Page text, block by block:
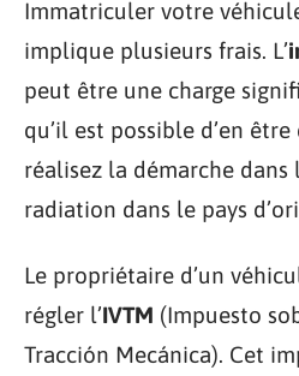
Immatriculer votre
implique plusieurs frais. L’
peut être une charge
qu’il est possible d’en
réalisez la démarche dans
radiation dans le pays
Le propriétaire d’un
régler l’IVTM (Impuesto
Tracción Mecánica). Cet